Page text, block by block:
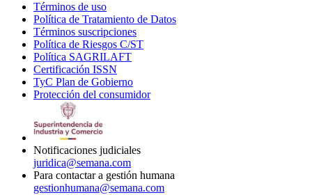
Términos de uso
in
new
window
Política de Tratamiento de Datos
Términos suscripciones
in
Política de Riesgos C/ST
Política SAGRILAFT
new
window
Certificación ISSN
in
new
TyC Plan de Gobierno
in
Protección del consumidorOpens
Notificaciones judiciales
juridica@semana.com
Para contactar a gestión humana
gestionhumana@semana.com